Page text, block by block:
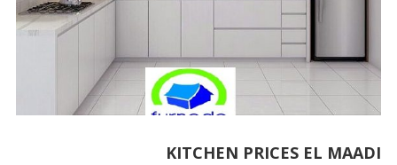
KITCHEN PRICES EL MAADI